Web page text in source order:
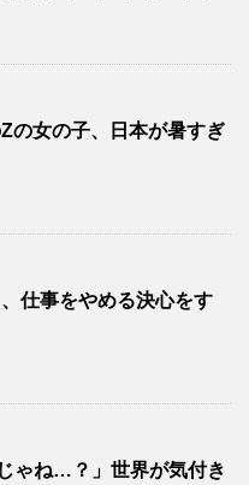
Zの女の子、日本が暑すぎ
仕事をやめる決心をす
ゃね…？」世界が気付き